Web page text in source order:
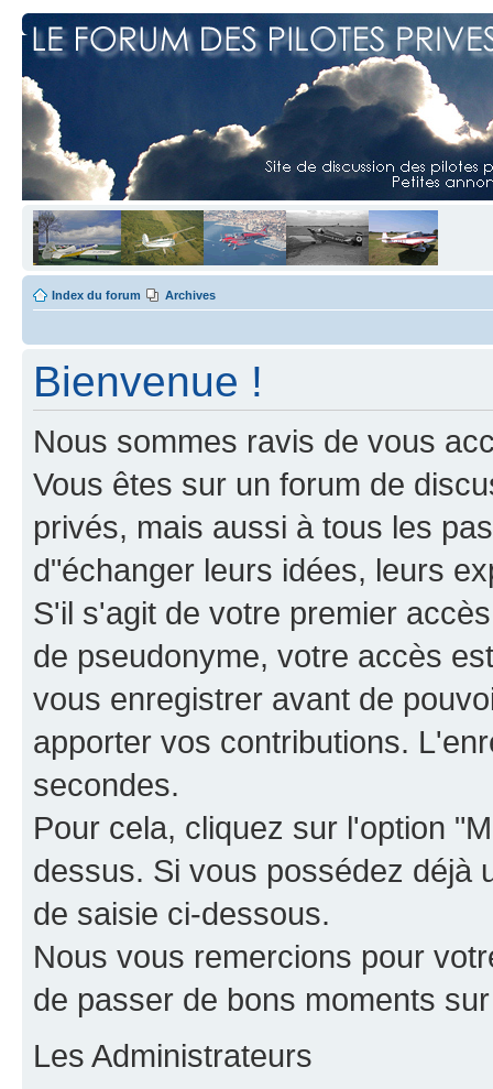
Index du forum Archives
Bienvenue !
Nous sommes ravis de vous
Vous êtes sur un forum de
privés, mais aussi à tous les
d"échanger leurs idées, leurs
S'il s'agit de votre premier
de pseudonyme, votre accès
vous enregistrer avant de
apporter vos contributions.
secondes.
Pour cela, cliquez sur l'option
dessus. Si vous possédez déjà
de saisie ci-dessous.
Nous vous remercions pour
de passer de bons moments
Les Administrateurs